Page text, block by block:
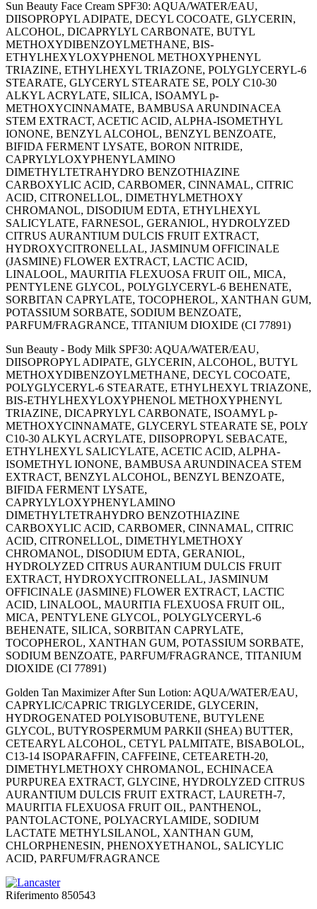
Sun Beauty Face Cream SPF30: AQUA/WATER/EAU,
DIISOPROPYL ADIPATE, DECYL COCOATE, GLYCERIN,
ALCOHOL, DICAPRYLYL CARBONATE, BUTYL
METHOXYDIBENZOYLMETHANE, BIS-
ETHYLHEXYLOXYPHENOL METHOXYPHENYL
TRIAZINE, ETHYLHEXYL TRIAZONE, POLYGLYCERYL-6
STEARATE, GLYCERYL STEARATE SE, POLY C10-30
ALKYL ACRYLATE, SILICA, ISOAMYL p-
METHOXYCINNAMATE, BAMBUSA ARUNDINACEA
STEM EXTRACT, ACETIC ACID, ALPHA-ISOMETHYL
IONONE, BENZYL ALCOHOL, BENZYL BENZOATE,
BIFIDA FERMENT LYSATE, BORON NITRIDE,
CAPRYLYLOXYPHENYLAMINO
DIMETHYLTETRAHYDRO BENZOTHIAZINE
CARBOXYLIC ACID, CARBOMER, CINNAMAL, CITRIC
ACID, CITRONELLOL, DIMETHYLMETHOXY
CHROMANOL, DISODIUM EDTA, ETHYLHEXYL
SALICYLATE, FARNESOL, GERANIOL, HYDROLYZED
CITRUS AURANTIUM DULCIS FRUIT EXTRACT,
HYDROXYCITRONELLAL, JASMINUM OFFICINALE
(JASMINE) FLOWER EXTRACT, LACTIC ACID,
LINALOOL, MAURITIA FLEXUOSA FRUIT OIL, MICA,
PENTYLENE GLYCOL, POLYGLYCERYL-6 BEHENATE,
SORBITAN CAPRYLATE, TOCOPHEROL, XANTHAN GUM,
POTASSIUM SORBATE, SODIUM BENZOATE,
PARFUM/FRAGRANCE, TITANIUM DIOXIDE (CI 77891)
Sun Beauty - Body Milk SPF30: AQUA/WATER/EAU,
DIISOPROPYL ADIPATE, GLYCERIN, ALCOHOL, BUTYL
METHOXYDIBENZOYLMETHANE, DECYL COCOATE,
POLYGLYCERYL-6 STEARATE, ETHYLHEXYL TRIAZONE,
BIS-ETHYLHEXYLOXYPHENOL METHOXYPHENYL
TRIAZINE, DICAPRYLYL CARBONATE, ISOAMYL p-
METHOXYCINNAMATE, GLYCERYL STEARATE SE, POLY
C10-30 ALKYL ACRYLATE, DIISOPROPYL SEBACATE,
ETHYLHEXYL SALICYLATE, ACETIC ACID, ALPHA-
ISOMETHYL IONONE, BAMBUSA ARUNDINACEA STEM
EXTRACT, BENZYL ALCOHOL, BENZYL BENZOATE,
BIFIDA FERMENT LYSATE,
CAPRYLYLOXYPHENYLAMINO
DIMETHYLTETRAHYDRO BENZOTHIAZINE
CARBOXYLIC ACID, CARBOMER, CINNAMAL, CITRIC
ACID, CITRONELLOL, DIMETHYLMETHOXY
CHROMANOL, DISODIUM EDTA, GERANIOL,
HYDROLYZED CITRUS AURANTIUM DULCIS FRUIT
EXTRACT, HYDROXYCITRONELLAL, JASMINUM
OFFICINALE (JASMINE) FLOWER EXTRACT, LACTIC
ACID, LINALOOL, MAURITIA FLEXUOSA FRUIT OIL,
MICA, PENTYLENE GLYCOL, POLYGLYCERYL-6
BEHENATE, SILICA, SORBITAN CAPRYLATE,
TOCOPHEROL, XANTHAN GUM, POTASSIUM SORBATE,
SODIUM BENZOATE, PARFUM/FRAGRANCE, TITANIUM
DIOXIDE (CI 77891)
Golden Tan Maximizer After Sun Lotion: AQUA/WATER/EAU,
CAPRYLIC/CAPRIC TRIGLYCERIDE, GLYCERIN,
HYDROGENATED POLYISOBUTENE, BUTYLENE
GLYCOL, BUTYROSPERMUM PARKII (SHEA) BUTTER,
CETEARYL ALCOHOL, CETYL PALMITATE, BISABOLOL,
C13-14 ISOPARAFFIN, CAFFEINE, CETEARETH-20,
DIMETHYLMETHOXY CHROMANOL, ECHINACEA
PURPUREA EXTRACT, GLYCINE, HYDROLYZED CITRUS
AURANTIUM DULCIS FRUIT EXTRACT, LAURETH-7,
MAURITIA FLEXUOSA FRUIT OIL, PANTHENOL,
PANTOLACTONE, POLYACRYLAMIDE, SODIUM
LACTATE METHYLSILANOL, XANTHAN GUM,
CHLORPHENESIN, PHENOXYETHANOL, SALICYLIC
ACID, PARFUM/FRAGRANCE
Riferimento 850543